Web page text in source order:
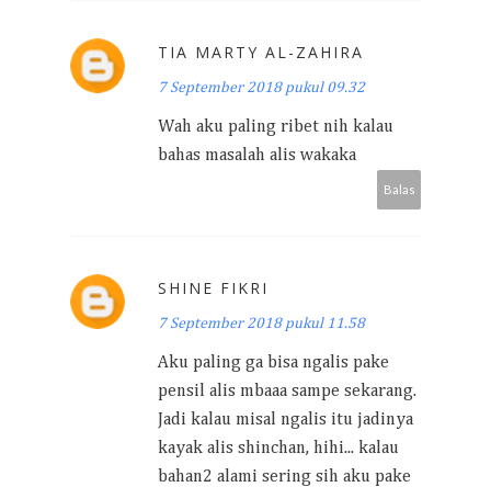
TIA MARTY AL-ZAHIRA
7 September 2018 pukul 09.32
Wah aku paling ribet nih kalau
bahas masalah alis wakaka
Balas
SHINE FIKRI
7 September 2018 pukul 11.58
Aku paling ga bisa ngalis pake
pensil alis mbaaa sampe sekarang.
Jadi kalau misal ngalis itu jadinya
kayak alis shinchan, hihi... kalau
bahan2 alami sering sih aku pake